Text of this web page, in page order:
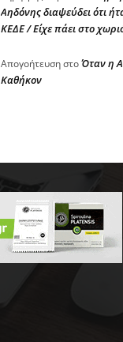
Αηδόνης διαψεύδει ότι
ΚΕΔΕ / Είχε πάει στο
ΑπογοήτευσηστοΌταν η
Καθήκον